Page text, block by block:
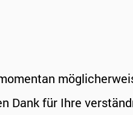
Dank für Ihre